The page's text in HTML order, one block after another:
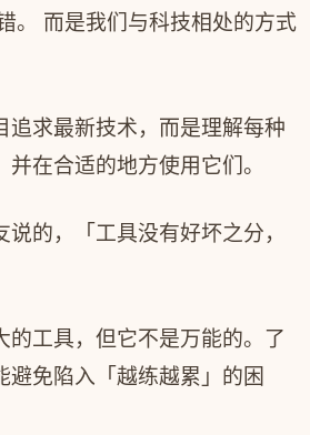
。 而是我们与科技相处的方式
追求最新技术，而是理解每种
在合适的地方使用它们。
的，「工具没有好坏之分，
的工具，但它不是万能的。了
避免陷入「越练越累」的困